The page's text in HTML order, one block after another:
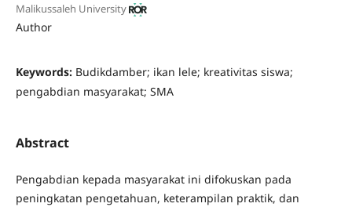
Malikussaleh University
Author
Keywords: Budikdamber; ikan lele; kreativitas siswa;
pengabdian masyarakat; SMA
Abstract
Pengabdian kepada masyarakat ini difokuskan pada
peningkatan pengetahuan, keterampilan praktik, dan